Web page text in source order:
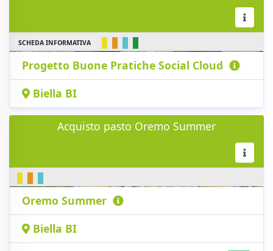
SCHEDA INFORMATIVA
Progetto Buone Pratiche Social Cloud
Biella BI
Acquisto pasto Oremo Summer
Oremo Summer
Biella BI